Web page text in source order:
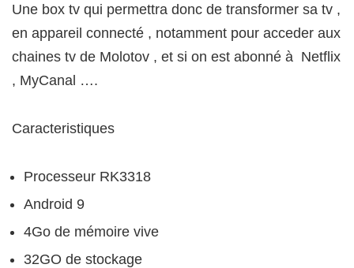
Une box tv qui permettra donc de transformer sa tv ,
en appareil connecté , notamment pour acceder aux
chaines tv de Molotov , et si on est abonné à Netflix
, MyCanal ….
Caracteristiques
Processeur RK3318
Android 9
4Go de mémoire vive
32GO de stockage